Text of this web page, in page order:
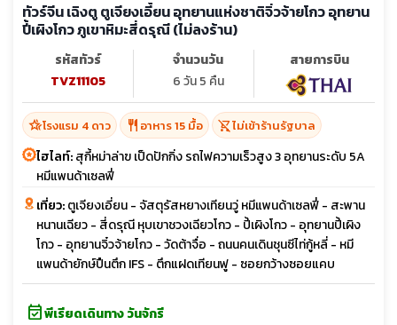
ทัวร์จีน เฉิงตู ตูเจียงเอี้ยน อุทยานแห่งชาติจิ่วจ้ายโกว อุทยาน
ปี้เผิงโกว ภูเขาหิมะสี่ดรุณี (ไม่ลงร้าน)
รหัสทัวร์
TVZ11105
จำนวนวัน
6 วัน 5 คืน
สายการบิน
hotel_classโรงแรม 4 ดาว restaurant อาหาร 15 มื้อ shopping_cart_offไม่เข้าร้านรัฐบาล
ไฮไลท์:สุกี้หม่าล่าฃ เป็ดปักกิ่ง รถไฟความเร็วสูง 3 อุทยานระดับ 5A
หมีแพนด้าเซลฟี่
เที่ยว:ตูเจียงเอี่ยน - จัสตุรัสหยางเทียนวู่ หมีแพนด้าเซลฟี่ - สะพาน
หนานเฉียว - สี่ดรุณี หุบเขาชวงเฉียวโกว - ปี้เผิงโกว - อุทยานปี้เผิง
โกว - อุทยานจิ๋วจ้ายโกว - วัดต้าจื่อ - ถนนคนเดินชุนซีไท่กู้หลี่ - หมี
แพนด้ายักษ์ปืนตึก IFS - ตึกแฝดเทียนฟู - ซอยกว้างซอยแคบ
event_availableพีเรียดเดินทาง วันจักรี